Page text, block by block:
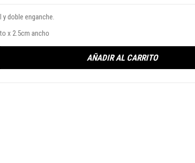
doble enganche.
x 2.5cm ancho
AÑADIR AL CARRITO